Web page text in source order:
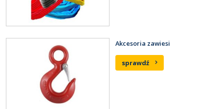
Akcesoria zawiesi
sprawdź